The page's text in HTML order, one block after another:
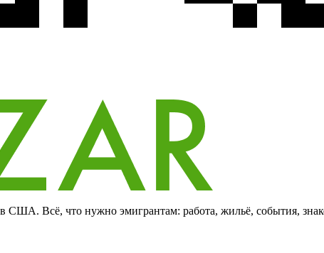
Всё, что нужно эмигрантам: работа, жильё, события,